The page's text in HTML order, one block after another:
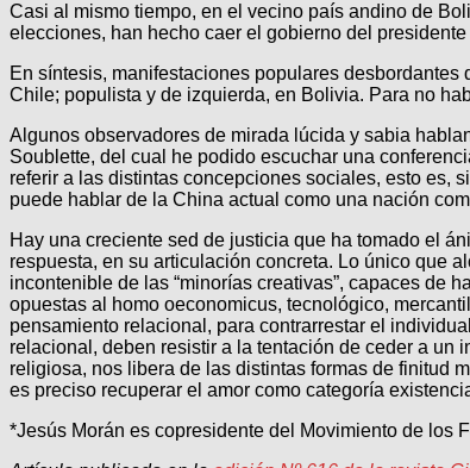
Casi al mismo tiempo, en el vecino país andino de
elecciones, han hecho caer el gobierno del
En síntesis, manifestaciones populares
Chile; populista y de izquierda, en Bolivia. Para no
Algunos observadores de mirada lúcida y sabia
Soublette, del cual he podido escuchar una
referir a las distintas concepciones sociales, esto es,
puede hablar de la China actual como una nación
Hay una creciente sed de justicia que ha tomado el
respuesta, en su articulación concreta. Lo único que
incontenible de las “minorías creativas”, capaces de
opuestas al homo oeconomicus, tecnológico,
pensamiento relacional, para contrarrestar el
relacional, deben resistir a la tentación de ceder a un
religiosa, nos libera de las distintas formas de finitud
es preciso recuperar el amor como categoría
*Jesús Morán es copresidente del Movimiento de los